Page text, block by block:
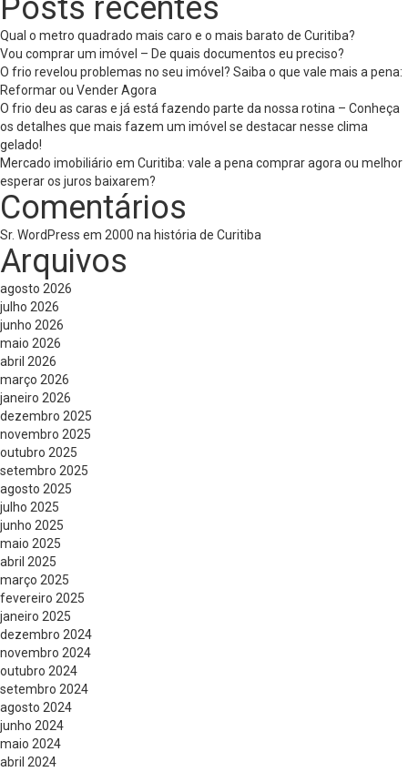
Posts recentes
Qual o metro quadrado mais caro e o mais barato de Curitiba?
Vou comprar um imóvel – De quais documentos eu preciso?
O frio revelou problemas no seu imóvel? Saiba o que vale mais a pena:
Reformar ou Vender Agora
O frio deu as caras e já está fazendo parte da nossa rotina – Conheça
os detalhes que mais fazem um imóvel se destacar nesse clima
gelado!
Mercado imobiliário em Curitiba: vale a pena comprar agora ou melhor
esperar os juros baixarem?
Comentários
Sr. WordPress em 2000 na história de Curitiba
Arquivos
agosto 2026
julho 2026
junho 2026
maio 2026
abril 2026
março 2026
janeiro 2026
dezembro 2025
novembro 2025
outubro 2025
setembro 2025
agosto 2025
julho 2025
junho 2025
maio 2025
abril 2025
março 2025
fevereiro 2025
janeiro 2025
dezembro 2024
novembro 2024
outubro 2024
setembro 2024
agosto 2024
junho 2024
maio 2024
abril 2024